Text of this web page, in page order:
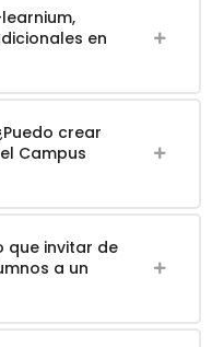
en
crear
Campus
que invitar de
a un